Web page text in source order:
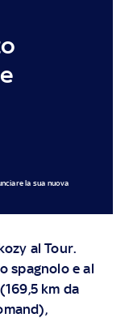
la sua nuova
al Tour.
spagnolo e al
km da